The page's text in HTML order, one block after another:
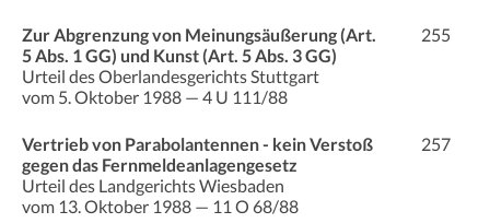
Zur Abgrenzung von Meinungsäußerung (Art.
5 Abs. 1 GG) und Kunst (Art. 5 Abs. 3 GG)
Urteil des Oberlandesgerichts Stuttgart
vom 5. Oktober 1988 — 4 U 111/88
255
Vertrieb von Parabolantennen - kein Verstoß
gegen das Fernmeldeanlagengesetz
Urteil des Landgerichts Wiesbaden
vom 13. Oktober 1988 — 11 O 68/88
257